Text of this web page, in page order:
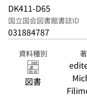
society)
(Routledge
focus)
DK411-D65
国立国会図書館書誌ID
031884787
資料種別
図書